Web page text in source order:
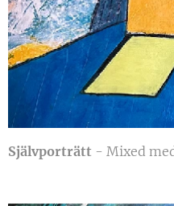
Självporträtt - Mixed